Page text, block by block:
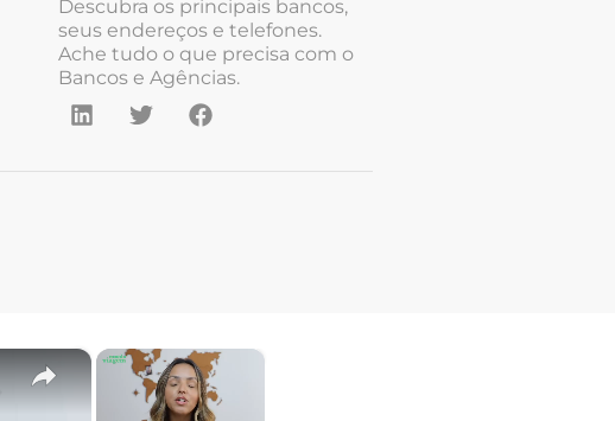
Descubra os principais bancos,
seus endereços e telefones.
Ache tudo o que precisa com o
Bancos e Agências.
×
×